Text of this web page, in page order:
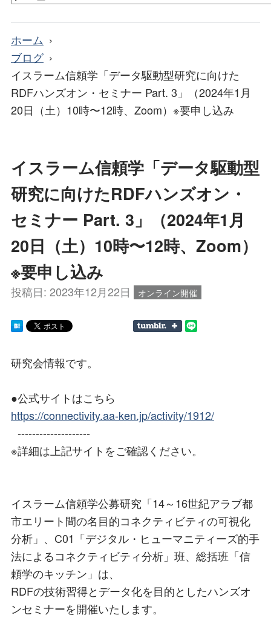
ホーム
ブログ
イスラーム信頼学「データ駆動型研究に向けた
RDFハンズオン・セミナー Part. 3」（2024年1月
20日（土）10時〜12時、Zoom）※要申し込み
イスラーム信頼学「データ駆動型
研究に向けたRDFハンズオン・
セミナー Part. 3」（2024年1月
20日（土）10時〜12時、Zoom）
※要申し込み
投稿日: 2023年12月22日 オンライン開催
研究会情報です。
●公式サイトはこちら
https://connectivity.aa-ken.jp/activity/1912/
--------------------
※詳細は上記サイトをご確認ください。
イスラーム信頼学公募研究「14～16世紀アラブ都
市エリート間の名目的コネクティビティの可視化
分析」、C01「デジタル・ヒューマニティーズ的手
法によるコネクティビティ分析」班、総括班「信
頼学のキッチン」は、
RDFの技術習得とデータ化を目的としたハンズオ
ンセミナーを開催いたします。